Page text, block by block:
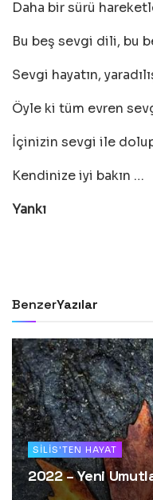
Daha bir sürü
Bu beş sevgi dili, bu
Sevgi hayatın,
Öyle ki tüm evren
İçinizin sevgi ile
Kendinize iyi bakın …
Yankı
BenzerYazılar
SILIS'TEN HAYAT
2022 – Yeni